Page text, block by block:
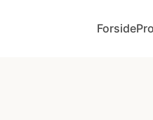
Forside